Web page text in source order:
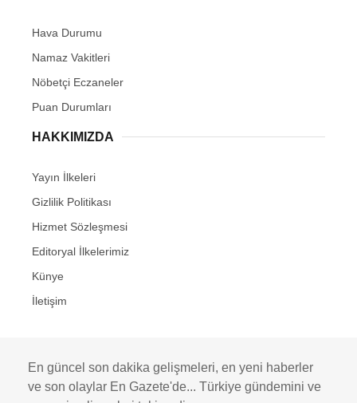
Hava Durumu
Namaz Vakitleri
Nöbetçi Eczaneler
Puan Durumları
HAKKIMIZDA
Yayın İlkeleri
Gizlilik Politikası
Hizmet Sözleşmesi
Editoryal İlkelerimiz
Künye
İletişim
En güncel son dakika gelişmeleri, en yeni haberler
ve son olaylar En Gazete'de... Türkiye gündemini ve